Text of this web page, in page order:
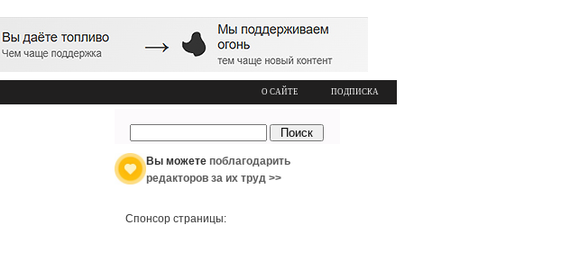
О САЙТЕ ПОДПИСКА
Вы можете поблагодарить
редакторов за их труд >>
Спонсор страницы: